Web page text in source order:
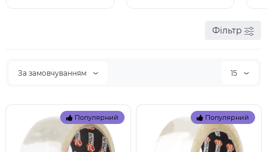
Фільтр
За замовчуванням 15
Популярний Популярний